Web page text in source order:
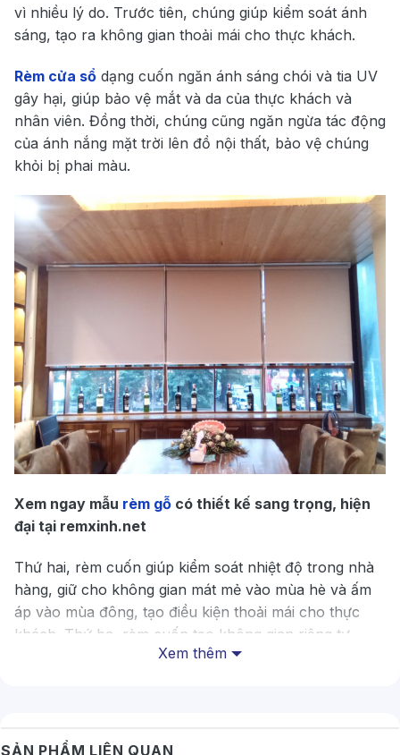
vì nhiều lý do. Trước tiên, chúng giúp kiểm soát ánh
sáng, tạo ra không gian thoải mái cho thực khách.
Rèm cửa sổ dạng cuốn ngăn ánh sáng chói và tia UV
gây hại, giúp bảo vệ mắt và da của thực khách và
nhân viên. Đồng thời, chúng cũng ngăn ngừa tác động
của ánh nắng mặt trời lên đồ nội thất, bảo vệ chúng
khỏi bị phai màu.
Xem ngay mẫu rèm gỗ có thiết kế sang trọng, hiện
đại tại remxinh.net
Thứ hai, rèm cuốn giúp kiểm soát nhiệt độ trong nhà
hàng, giữ cho không gian mát mẻ vào mùa hè và ấm
áp vào mùa đông, tạo điều kiện thoải mái cho thực
khách. Thứ ba, rèm cuốn tạo không gian riêng tư,
ngăn người qua đường nhìn vào bên trong nhà hàng,
nhà hàng. Về mặt bảo dưỡng, rèm cuốn rất dễ dàng
Xem thêm
SẢN PHẨM LIÊN QUAN